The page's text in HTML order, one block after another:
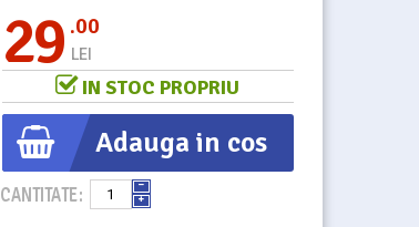
29 .00
LEI
IN STOC PROPRIU
Adauga in cos
CANTITATE: